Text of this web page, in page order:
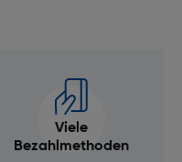
Viele
Bezahlmethoden